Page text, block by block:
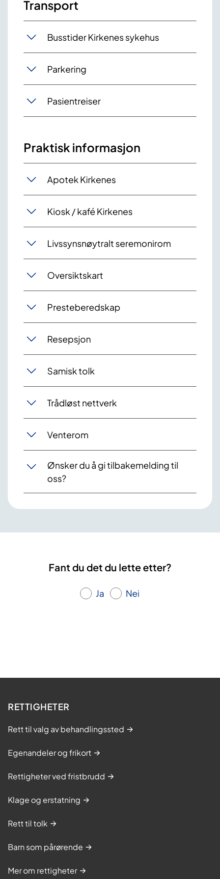
Transport
Busstider Kirkenes sykehus
Parkering
Pasientreiser
Praktisk informasjon
Apotek Kirkenes
Kiosk / kafé Kirkenes
Livssynsnøytralt seremonirom
Oversiktskart
Presteberedskap
Resepsjon
Samisk tolk
Trådløst nettverk
Venterom
Ønsker du å gi tilbakemelding til
oss?
Fant du det du lette etter?
Ja Nei
RETTIGHETER
Rett til valg av behandlingssted
Egenandeler og frikort
Rettigheter ved fristbrudd
Klage og erstatning
Rett til tolk
Barn som pårørende
Mer om rettigheter